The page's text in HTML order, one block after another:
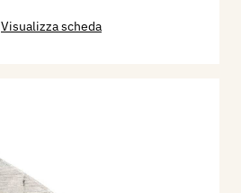
Visualizza scheda